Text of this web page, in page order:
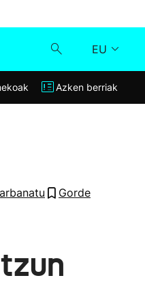
EU
Klisk
Azken berriak
Gorde